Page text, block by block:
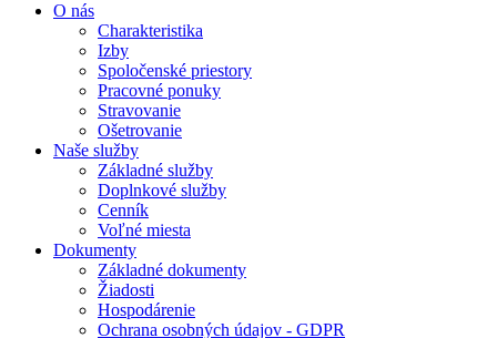
O nás
Charakteristika
Izby
Spoločenské priestory
Pracovné ponuky
Stravovanie
Ošetrovanie
Naše služby
Základné služby
Doplnkové služby
Cenník
Voľné miesta
Dokumenty
Základné dokumenty
Žiadosti
Hospodárenie
Ochrana osobných údajov - GDPR